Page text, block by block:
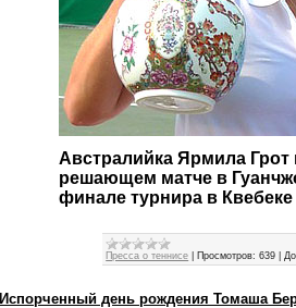
Австралийка Ярмила
решающем матче в
финале турнира в
Пресса о теннисе Просмотров: 639
Испорченный день рождения Томаша